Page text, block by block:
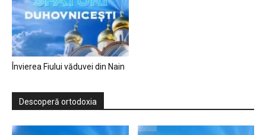
Învierea Fiului văduvei din Nain
Descoperă ortodoxia